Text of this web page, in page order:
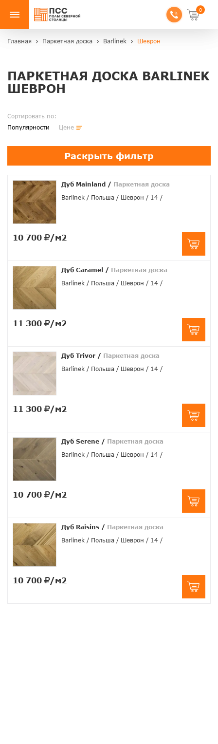
0
Главная Паркетная доска Barlinek Шеврон
ПАРКЕТНАЯ ДОСКА BARLINEK
ШЕВРОН
Сортировать по:
Популярности
Цене
Раскрыть фильтр
Дуб Mainland / Паркетная доска
Barlinek
Польша Шеврон 14
10 700 /м2
Дуб Caramel / Паркетная доска
Barlinek
Польша Шеврон 14
11 300 /м2
Дуб Trivor / Паркетная доска
Barlinek
Польша Шеврон 14
11 300 /м2
Дуб Serene / Паркетная доска
Barlinek
Польша Шеврон 14
10 700 /м2
Дуб Raisins / Паркетная доска
Barlinek
Польша Шеврон 14
10 700 /м2